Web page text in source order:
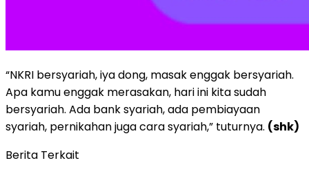
“NKRI bersyariah, iya dong, masak enggak bersyariah.
Apa kamu enggak merasakan, hari ini kita sudah
bersyariah. Ada bank syariah, ada pembiayaan
syariah, pernikahan juga cara syariah,” tuturnya. (shk)
Berita Terkait